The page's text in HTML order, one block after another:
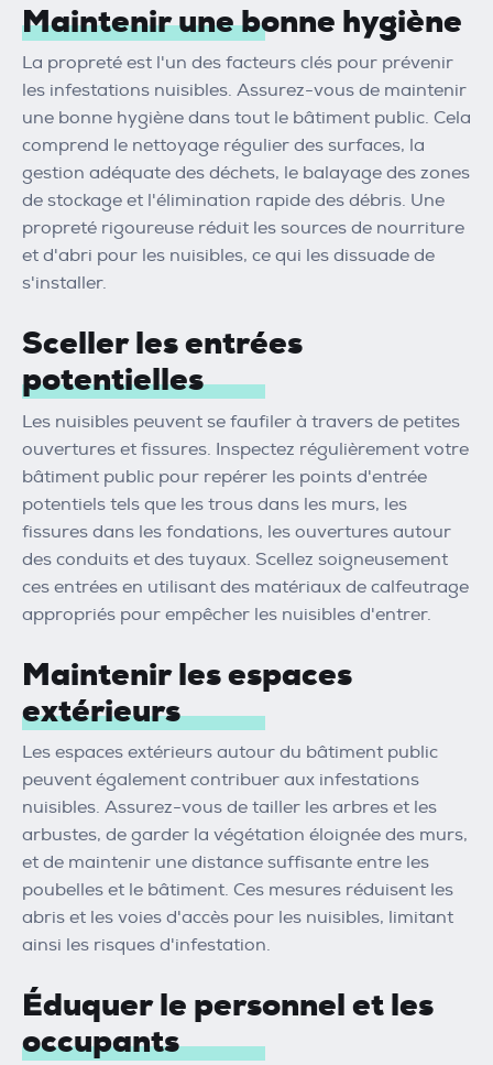
Maintenir une bonne hygiène
La propreté est l'un des facteurs clés pour prévenir
les infestations nuisibles. Assurez-vous de maintenir
une bonne hygiène dans tout le bâtiment public. Cela
comprend le nettoyage régulier des surfaces, la
gestion adéquate des déchets, le balayage des zones
de stockage et l'élimination rapide des débris. Une
propreté rigoureuse réduit les sources de nourriture
et d'abri pour les nuisibles, ce qui les dissuade de
s'installer.
Sceller les entrées
potentielles
Les nuisibles peuvent se faufiler à travers de petites
ouvertures et fissures. Inspectez régulièrement votre
bâtiment public pour repérer les points d'entrée
potentiels tels que les trous dans les murs, les
fissures dans les fondations, les ouvertures autour
des conduits et des tuyaux. Scellez soigneusement
ces entrées en utilisant des matériaux de calfeutrage
appropriés pour empêcher les nuisibles d'entrer.
Maintenir les espaces
extérieurs
Les espaces extérieurs autour du bâtiment public
peuvent également contribuer aux infestations
nuisibles. Assurez-vous de tailler les arbres et les
arbustes, de garder la végétation éloignée des murs,
et de maintenir une distance suffisante entre les
poubelles et le bâtiment. Ces mesures réduisent les
abris et les voies d'accès pour les nuisibles, limitant
ainsi les risques d'infestation.
Éduquer le personnel et les
occupants